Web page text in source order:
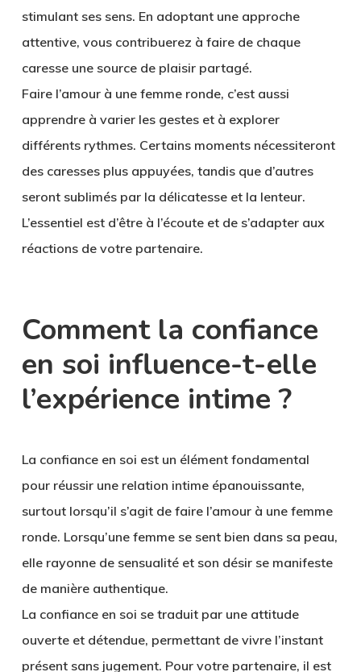
stimulant ses sens. En adoptant une approche
attentive, vous contribuerez à faire de chaque
caresse une source de plaisir partagé.
Faire l’amour à une femme ronde, c’est aussi
apprendre à varier les gestes et à explorer
différents rythmes. Certains moments nécessiteront
des caresses plus appuyées, tandis que d’autres
seront sublimés par la délicatesse et la lenteur.
L’essentiel est d’être à l’écoute et de s’adapter aux
réactions de votre partenaire.
Comment la confiance
en soi influence-t-elle
l’expérience intime ?
La confiance en soi est un élément fondamental
pour réussir une relation intime épanouissante,
surtout lorsqu’il s’agit de faire l’amour à une femme
ronde. Lorsqu’une femme se sent bien dans sa peau,
elle rayonne de sensualité et son désir se manifeste
de manière authentique.
La confiance en soi se traduit par une attitude
ouverte et détendue, permettant de vivre l’instant
présent sans jugement. Pour votre partenaire, il est